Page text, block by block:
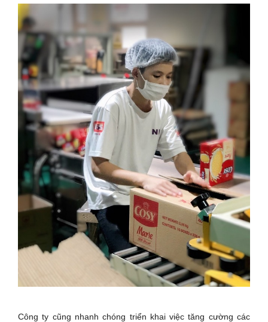
Công ty cũng nhanh chóng triển khai việc tăng cường các